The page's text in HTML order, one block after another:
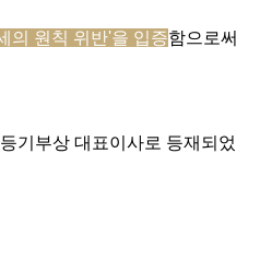
의 원칙 위반'을 입증함으로써
기부상 대표이사로 등재되었